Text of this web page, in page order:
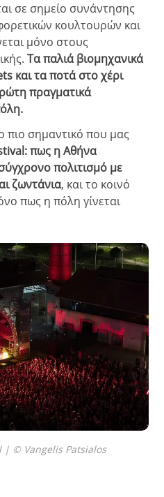
σε σημείο συνάντησης
κουλτουρών και
μόνο στους
Τα παλιά βιομηχανικά
και τα ποτά στο χέρι
πραγματικά
πιο σημαντικό που μας
πως η Αθήνα
πολιτισμό με
ζωντάνια, και το κοινό
πως η πόλη γίνεται
| © Vangelis Patsialos